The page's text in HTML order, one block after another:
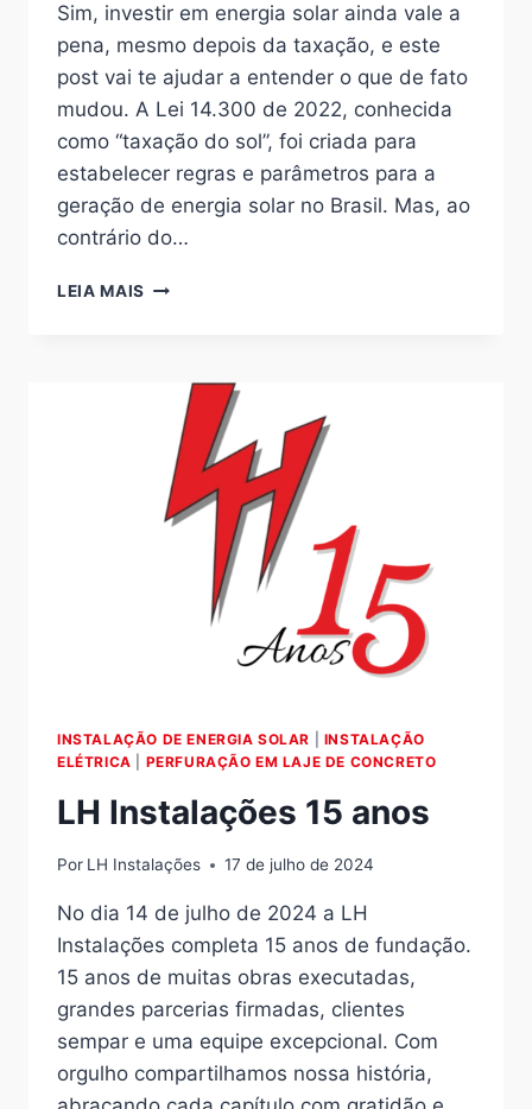
Sim, investir em energia solar ainda vale a
pena, mesmo depois da taxação, e este
post vai te ajudar a entender o que de fato
mudou. A Lei 14.300 de 2022, conhecida
como “taxação do sol”, foi criada para
estabelecer regras e parâmetros para a
geração de energia solar no Brasil. Mas, ao
contrário do…
LEIA MAIS ENERGIA
PENA
DEPOIS
TAXAÇÃO?
INSTALAÇÃO DE ENERGIA SOLAR
INSTALAÇÃO
ELÉTRICA
PERFURAÇÃO EM LAJE DE CONCRETO
LH Instalações 15 anos
Por LH Instalações 17 de julho de 2024
No dia 14 de julho de 2024 a LH
Instalações completa 15 anos de fundação.
15 anos de muitas obras executadas,
grandes parcerias firmadas, clientes
sempar e uma equipe excepcional. Com
orgulho compartilhamos nossa história,